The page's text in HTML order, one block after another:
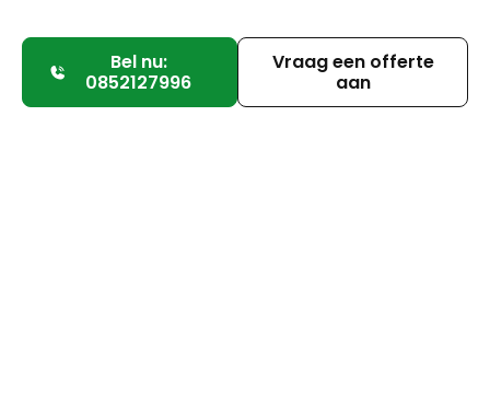
Bel nu:
0852127996
Vraag een offerte
aan